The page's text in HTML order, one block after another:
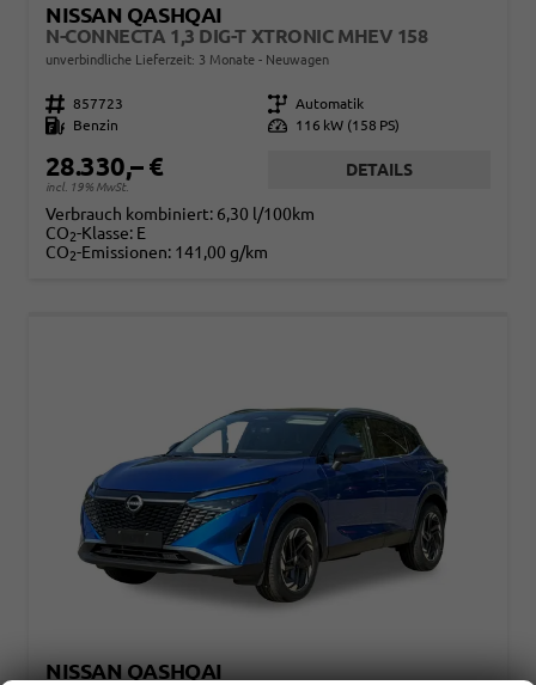
NISSAN QASHQAI
N-CONNECTA 1,3 DIG-T XTRONIC MHEV 158
unverbindliche Lieferzeit: 3 Monate Neuwagen
Fahrzeugnr. 857723 Getriebe Automatik
Kraftstoff
Benzin Leistung 116 kW (158 PS)
28.330,– €
incl. 19% MwSt.
DETAILS
Verbrauch kombiniert: 6,30 l/100km
CO2-Klasse: E
CO2-Emissionen: 141,00 g/km
NISSAN QASHQAI